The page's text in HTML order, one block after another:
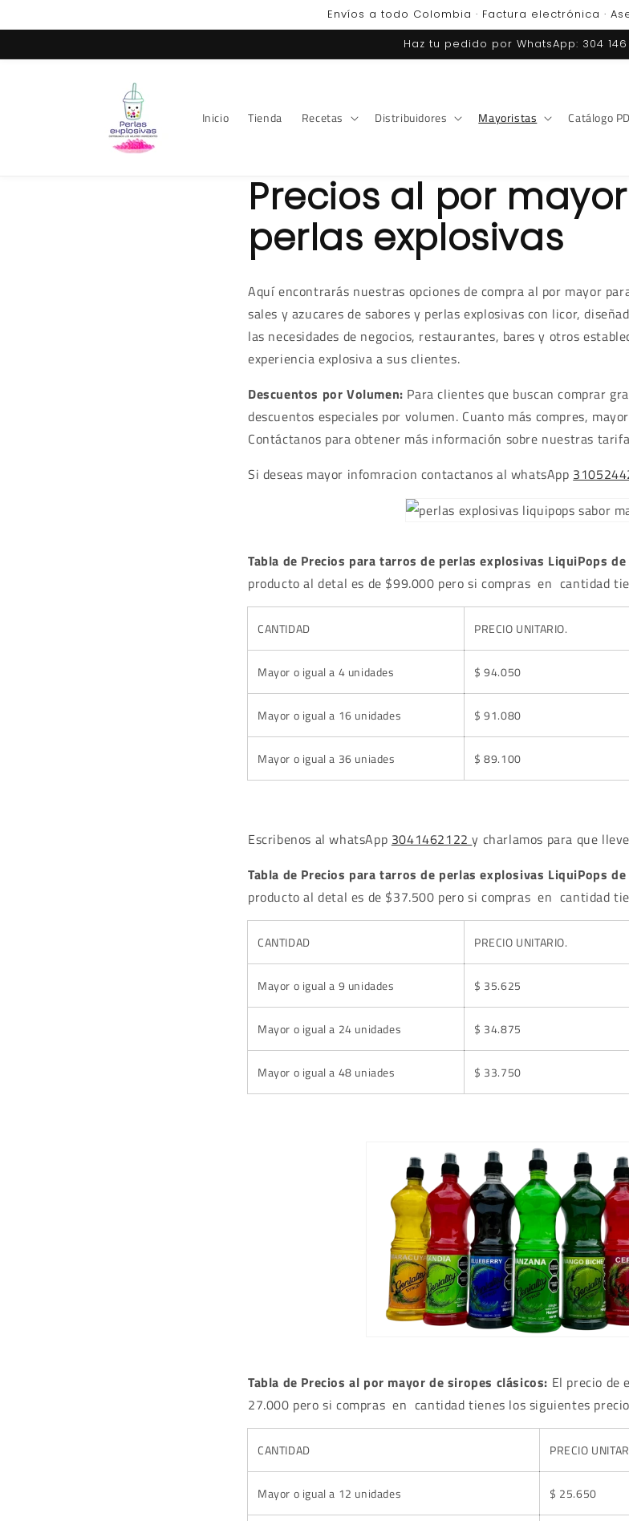
al contenido
Envíos a todo Colombia · Factura electrónica ·
Haz tu pedido por WhatsApp: 304 146
Inicio Tienda Recetas Distribuidores Mayoristas Catálogo
Precios al por
perlas explosivas
Aquí encontrarás nuestras opciones de compra al por mayor
sales y azucares de sabores y perlas explosivas con licor,
las necesidades de negocios, restaurantes, bares y otros
experiencia explosiva a sus clientes.
Descuentos por Volumen: Para clientes que buscan comprar
descuentos especiales por volumen. Cuanto más compres,
Contáctanos para obtener más información sobre nuestras
Si deseas mayor infomracion contactanos al whatsApp
Tabla de Precios para tarros de perlas explosivas LiquiPops
producto al detal es de $99.000 pero si compras en cantidad
CANTIDAD PRECIO UNITARIO.
Mayor o igual a 4 unidades $ 94.050
Mayor o igual a 16 unidades $ 91.080
Mayor o igual a 36 uniades $ 89.100
Escribenos al whatsApp 3041462122y charlamos para que
Tabla de Precios para tarros de perlas explosivas LiquiPops
producto al detal es de $37.500 pero si compras en cantidad
CANTIDAD PRECIO UNITARIO.
Mayor o igual a 9 unidades $ 35.625
Mayor o igual a 24 unidades $ 34.875
Mayor o igual a 48 uniades $ 33.750
Tabla de Precios al por mayor de siropes clásicos: El precio de
27.000 pero si compras en cantidad tienes los siguientes
CANTIDAD PRECIO
Mayor o igual a 12 unidades $ 25.650